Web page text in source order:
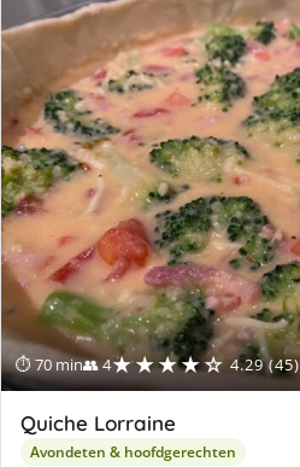
⏱ 70 min👥 4★★★★☆ 4.29 (45)
Quiche Lorraine
Avondeten & hoofdgerechten